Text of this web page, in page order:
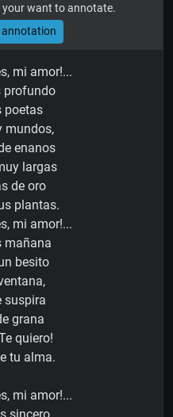
want to annotate.
mi amor!...
profundo
poetas
mundos,
enanos
largas
de oro
plantas.
mi amor!...
mañana
besito
suspira
grana
quiero!
tu alma.
mi amor!...